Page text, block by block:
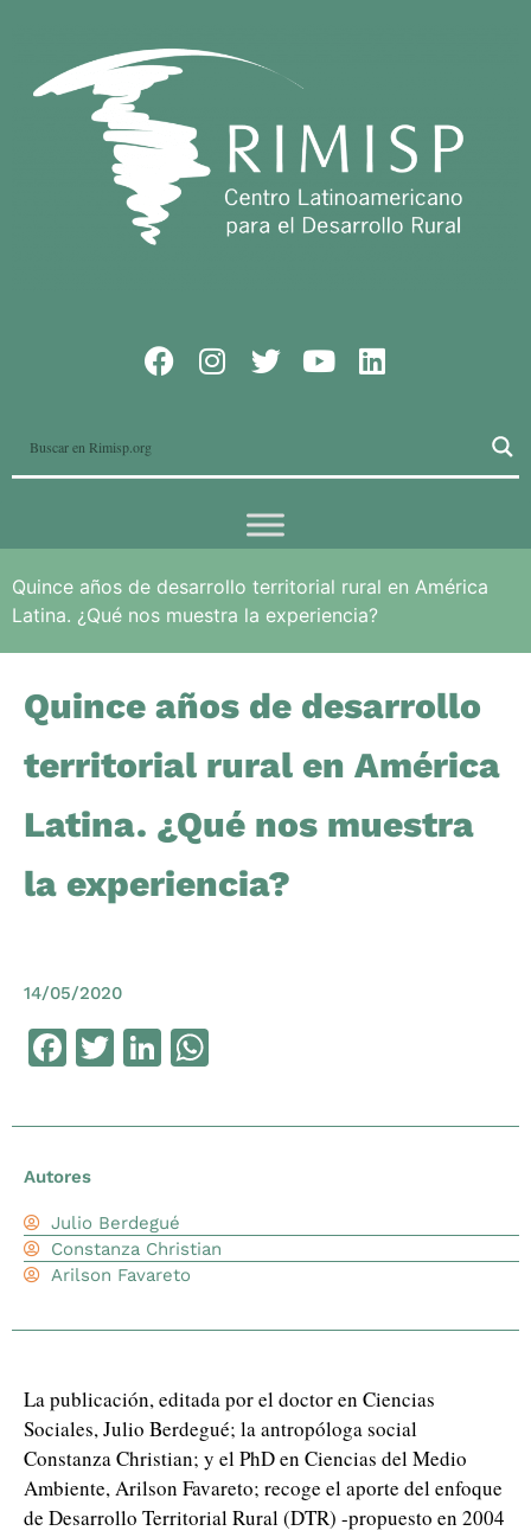
Quince años de desarrollo territorial rural en América
Latina. ¿Qué nos muestra la experiencia?
Quince años de desarrollo
territorial rural en América
Latina. ¿Qué nos muestra
la experiencia?
14/05/2020
Facebook
TwitterLinkedIn
Autores
Julio Berdegué
Constanza Christian
Arilson Favareto
La publicación, editada por el doctor en Ciencias
Sociales, Julio Berdegué; la antropóloga social
Constanza Christian; y el PhD en Ciencias del Medio
Ambiente, Arilson Favareto; recoge el aporte del enfoque
de Desarrollo Territorial Rural (DTR) -propuesto en 2004